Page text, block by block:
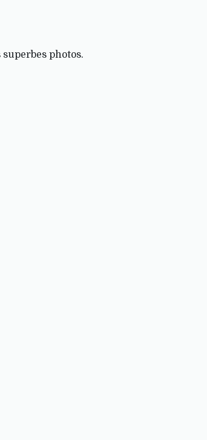
photos.